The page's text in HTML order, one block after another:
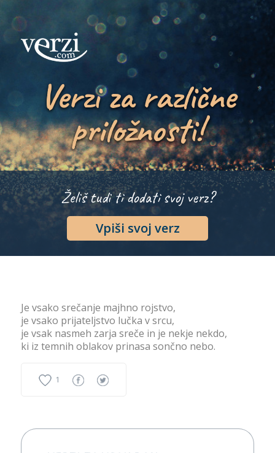
Verzi za različne
priložnosti!
Želiš tudi ti dodati svoj verz?
Vpiši svoj verz
Je vsako srečanje majhno rojstvo,
je vsako prijateljstvo lučka v srcu,
je vsak nasmeh zarja sreče in je nekje nekdo,
ki iz temnih oblakov prinasa sončno nebo.
1